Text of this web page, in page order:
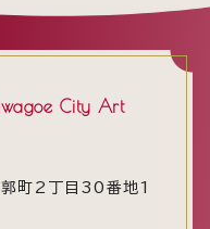
City Art
町2丁目30番地1